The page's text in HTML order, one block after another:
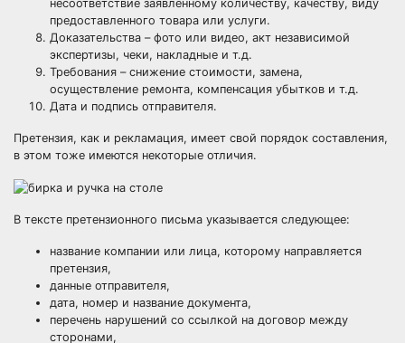
несоответствие заявленному количеству, качеству, виду
предоставленного товара или услуги.
Доказательства – фото или видео, акт независимой
экспертизы, чеки, накладные и т.д.
Требования – снижение стоимости, замена,
осуществление ремонта, компенсация убытков и т.д.
Дата и подпись отправителя.
Претензия, как и рекламация, имеет свой порядок составления,
в этом тоже имеются некоторые отличия.
В тексте претензионного письма указывается следующее:
название компании или лица, которому направляется
претензия,
данные отправителя,
дата, номер и название документа,
перечень нарушений со ссылкой на договор между
сторонами,